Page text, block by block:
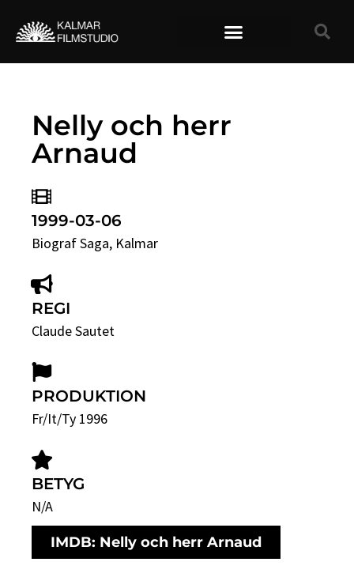
Nelly och herr
Arnaud
1999-03-06
Biograf Saga, Kalmar
REGI
Claude Sautet
PRODUKTION
Fr/It/Ty 1996
BETYG
N/A
IMDB: Nelly och herr Arnaud